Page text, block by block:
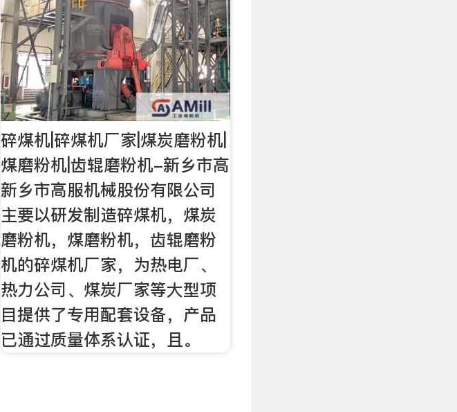
碎煤机|碎煤机厂家|煤炭磨粉机|
煤磨粉机|齿辊磨粉机-新乡市高
新乡市高服机械股份有限公司
主要以研发制造碎煤机，煤炭
磨粉机，煤磨粉机，齿辊磨粉
机的碎煤机厂家，为热电厂、
热力公司、煤炭厂家等大型项
目提供了专用配套设备，产品
已通过质量体系认证，且。